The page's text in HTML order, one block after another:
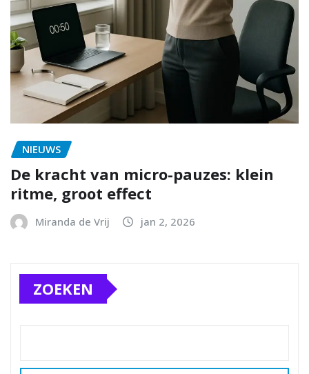
NIEUWS
De kracht van micro-pauzes: klein
ritme, groot effect
Miranda de Vrij jan 2, 2026
ZOEKEN